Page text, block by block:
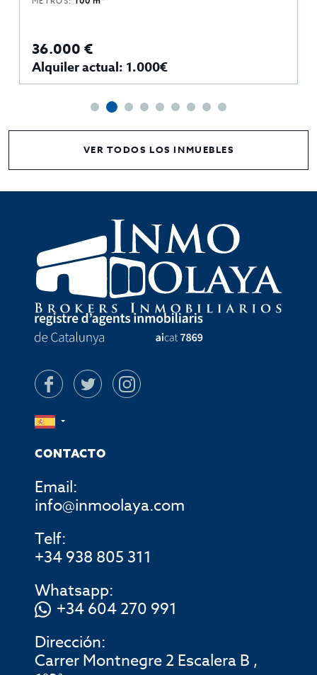
36.000 €
Alquiler actual: 1.000€
VER TODOS LOS INMUEBLES
CONTACTO
Email:
info@inmoolaya.com
Telf:
+34 938 805 311
Whatsapp:
+34 604 270 991
Dirección:
Carrer Montnegre 2 Escalera B ,